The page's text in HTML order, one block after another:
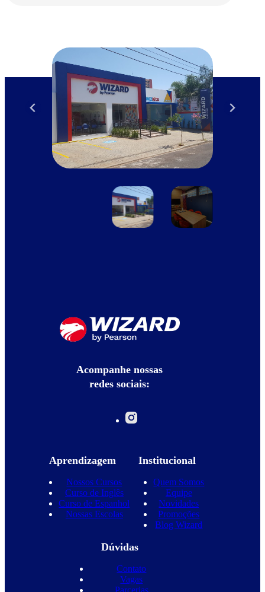
Acompanhe nossas
redes sociais:
Aprendizagem
Nossos Cursos
Curso de Inglês
Curso de Espanhol
Nossas Escolas
Institucional
Quem Somos
Equipe
Novidades
Promoções
Blog Wizard
Dúvidas
Contato
Vagas
Parcerias